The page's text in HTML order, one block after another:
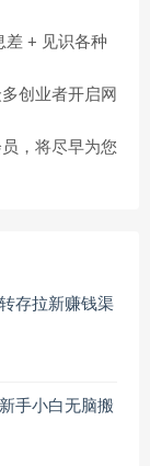
差 + 见识各种
创业者开启网
，将尽早为您
存拉新赚钱渠
手小白无脑搬